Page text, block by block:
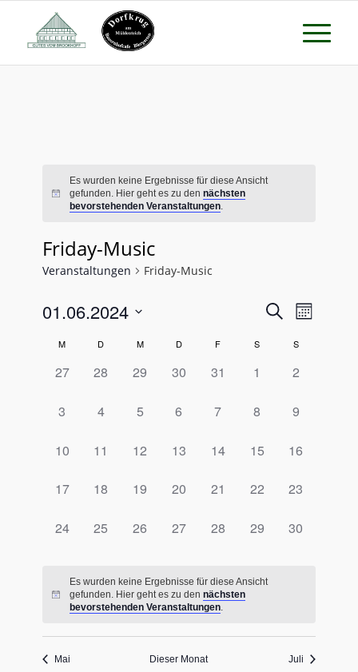
Es wurden keine Ergebnisse für diese Ansicht
gefunden. Hier geht es zu den nächsten
bevorstehenden Veranstaltungen.
Friday-Music
Veranstaltungen Friday-Music
Suche
SucheMonat
01.06.2024
wählen.
Kalender
von
M D M D F S S
0
27
0
28
0
29
0
30
0
31
0
1
0
2
0
3
0
4
0
5
0
6
0
7
0
8
0
9
0
10
0
11
0
12
0
13
0
14
0
15
0
16
0
17
0
18
0
19
0
20
0
21
0
22
0
23
0
24
0
25
0
26
0
27
0
28
0
29
0
30
Es wurden keine Ergebnisse für diese Ansicht
gefunden. Hier geht es zu den nächsten
bevorstehenden Veranstaltungen.
Mai Dieser Monat Juli